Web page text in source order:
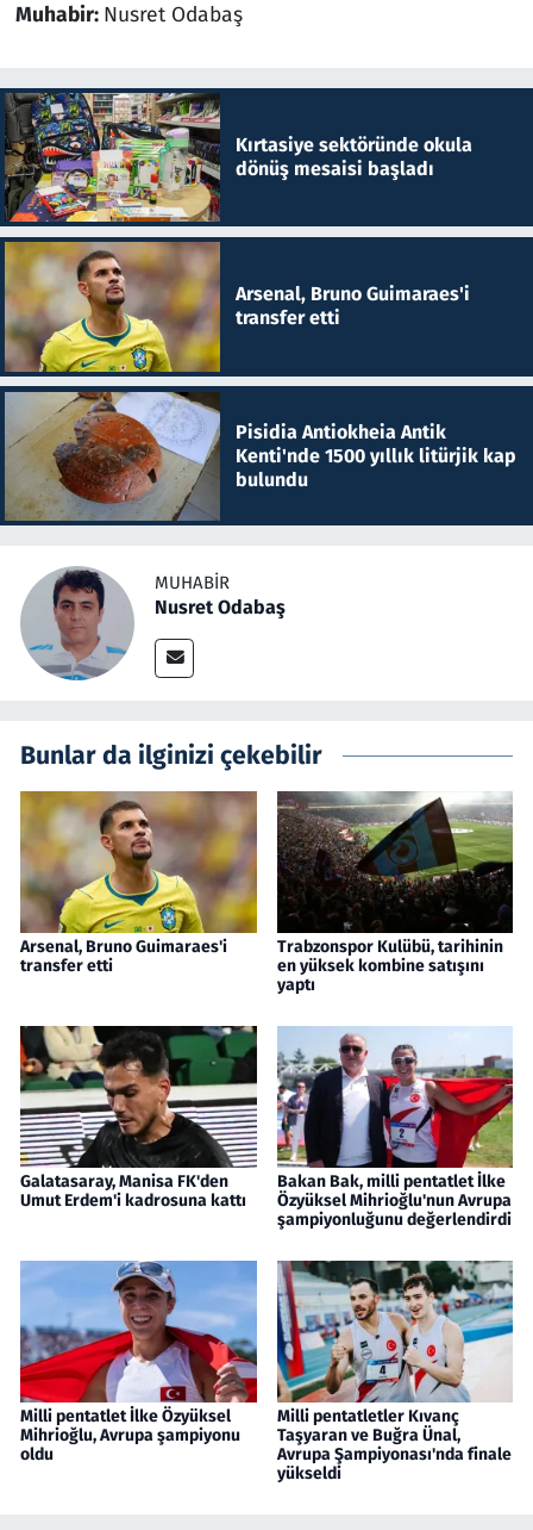
Muhabir: Nusret Odabaş
Kırtasiye sektöründe okula
dönüş mesaisi başladı
Arsenal, Bruno Guimaraes'i
transfer etti
Pisidia Antiokheia Antik
Kenti'nde 1500 yıllık litürjik kap
bulundu
MUHABIR
Nusret Odabaş
Bunlar da ilginizi çekebilir
Arsenal, Bruno Guimaraes'i
transfer etti
Trabzonspor Kulübü, tarihinin
en yüksek kombine satışını
yaptı
Galatasaray, Manisa FK'den
Umut Erdem'i kadrosuna kattı
Bakan Bak, milli pentatlet İlke
Özyüksel Mihrioğlu'nun Avrupa
şampiyonluğunu değerlendirdi
Milli pentatlet İlke Özyüksel
Mihrioğlu, Avrupa şampiyonu
oldu
Milli pentatletler Kıvanç
Taşyaran ve Buğra Ünal,
Avrupa Şampiyonası'nda finale
yükseldi